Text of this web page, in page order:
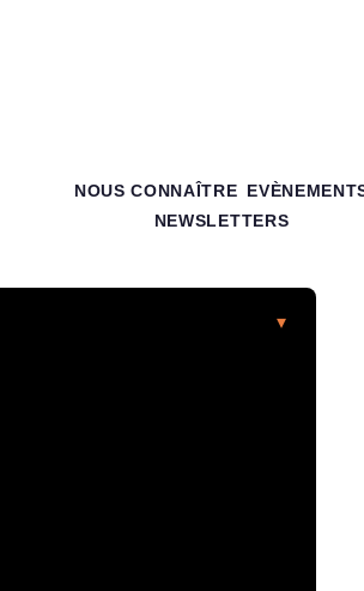
NOUS CONNAÎTRE
NEWSLETTERS